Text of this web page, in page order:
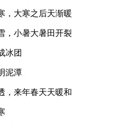
，大寒之后天渐暖
，小暑大暑田开裂
冰团
泥潭
，来年春天天暖和